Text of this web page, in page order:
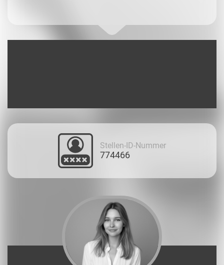
Stellen-ID-Nummer
774466